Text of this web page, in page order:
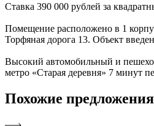
Ставка 390 000 рублей за
Помещение расположено в 1
Торфяная дорога 13. Объект
Высокий автомобильный и
метро «Старая деревня» 7 минут
Похожие предложения